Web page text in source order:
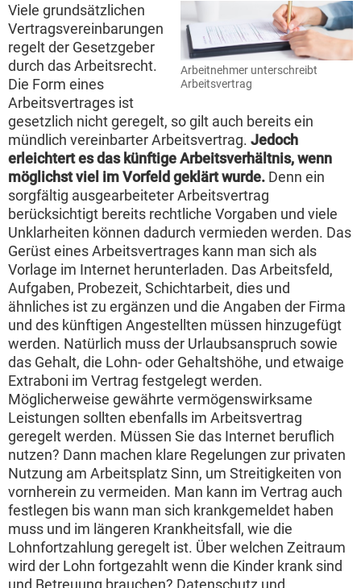
Arbeitnehmer unterschreibt
Arbeitsvertrag
Viele grundsätzlichen
Vertragsvereinbarungen
regelt der Gesetzgeber
durch das Arbeitsrecht.
Die Form eines
Arbeitsvertrages ist
gesetzlich nicht geregelt, so gilt auch bereits ein
mündlich vereinbarter Arbeitsvertrag. Jedoch
erleichtert es das künftige Arbeitsverhältnis, wenn
möglichst viel im Vorfeld geklärt wurde. Denn ein
sorgfältig ausgearbeiteter Arbeitsvertrag
berücksichtigt bereits rechtliche Vorgaben und viele
Unklarheiten können dadurch vermieden werden. Das
Gerüst eines Arbeitsvertrages kann man sich als
Vorlage im Internet herunterladen. Das Arbeitsfeld,
Aufgaben, Probezeit, Schichtarbeit, dies und
ähnliches ist zu ergänzen und die Angaben der Firma
und des künftigen Angestellten müssen hinzugefügt
werden. Natürlich muss der Urlaubsanspruch sowie
das Gehalt, die Lohn- oder Gehaltshöhe, und etwaige
Extraboni im Vertrag festgelegt werden.
Möglicherweise gewährte vermögenswirksame
Leistungen sollten ebenfalls im Arbeitsvertrag
geregelt werden. Müssen Sie das Internet beruflich
nutzen? Dann machen klare Regelungen zur privaten
Nutzung am Arbeitsplatz Sinn, um Streitigkeiten von
vornherein zu vermeiden. Man kann im Vertrag auch
festlegen bis wann man sich krankgemeldet haben
muss und im längeren Krankheitsfall, wie die
Lohnfortzahlung geregelt ist. Über welchen Zeitraum
wird der Lohn fortgezahlt wenn die Kinder krank sind
und Betreuung brauchen? Datenschutz und